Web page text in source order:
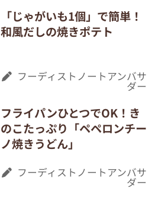
「じゃがいも1個」で簡単！
和風だしの焼きポテト
フーディストノートアンバサ
ダー
フライパンひとつでOK！き
のこたっぷり「ペペロンチー
ノ焼きうどん」
フーディストノートアンバサ
ダー